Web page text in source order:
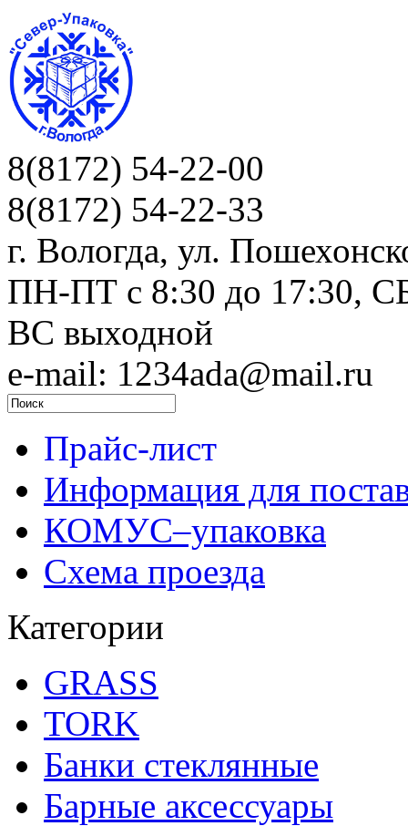
8(8172) 54-22-00
8(8172) 54-22-33
г. Вологда, ул.
ПН-ПТ c 8:30 до 17:30,
ВС выходной
e-mail: 1234ada@mail.ru
Прайс-лист
Информация для
КОМУС–упаковка
Схема проезда
Категории
GRASS
TORK
Банки стеклянные
Барные аксессуары